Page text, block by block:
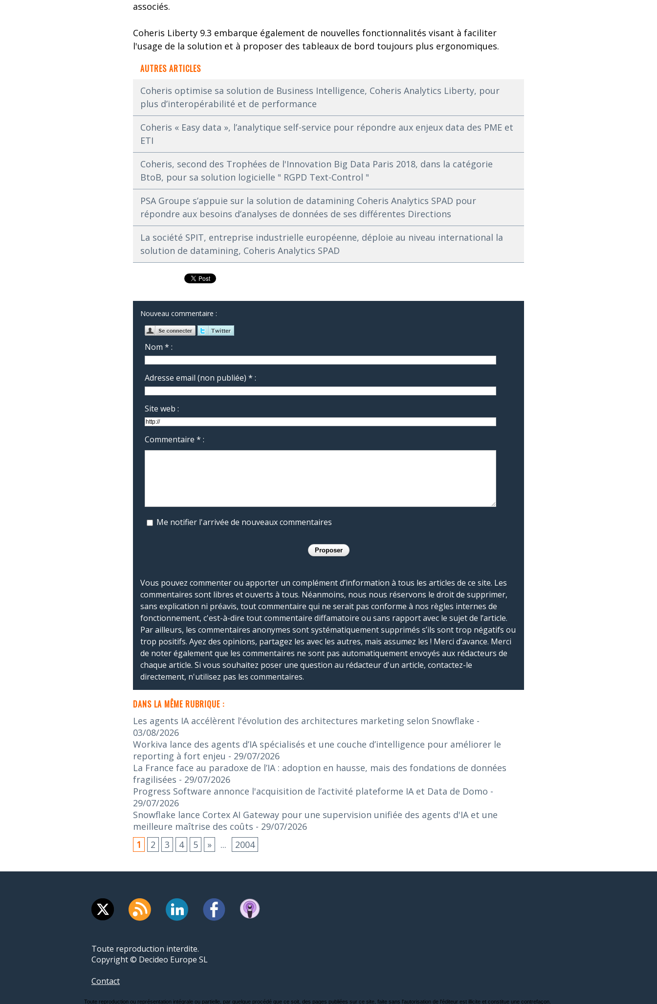
associés.
Coheris Liberty 9.3 embarque également de nouvelles fonctionnalités visant à faciliter
l'usage de la solution et à proposer des tableaux de bord toujours plus ergonomiques.
AUTRES ARTICLES
Coheris optimise sa solution de Business Intelligence, Coheris Analytics Liberty, pour
plus d’interopérabilité et de performance
Coheris « Easy data », l’analytique self-service pour répondre aux enjeux data des PME et
ETI
Coheris, second des Trophées de l'Innovation Big Data Paris 2018, dans la catégorie
BtoB, pour sa solution logicielle " RGPD Text-Control "
PSA Groupe s’appuie sur la solution de datamining Coheris Analytics SPAD pour
répondre aux besoins d’analyses de données de ses différentes Directions
La société SPIT, entreprise industrielle européenne, déploie au niveau international la
solution de datamining, Coheris Analytics SPAD
Nouveau commentaire :
Nom * :
Adresse email (non publiée) * :
Site web :
Commentaire * :
Me notifier l'arrivée de nouveaux commentaires
Vous pouvez commenter ou apporter un complément d’information à tous les articles de ce site. Les
commentaires sont libres et ouverts à tous. Néanmoins, nous nous réservons le droit de supprimer,
sans explication ni préavis, tout commentaire qui ne serait pas conforme à nos règles internes de
fonctionnement, c'est-à-dire tout commentaire diffamatoire ou sans rapport avec le sujet de l’article.
Par ailleurs, les commentaires anonymes sont systématiquement supprimés s’ils sont trop négatifs ou
trop positifs. Ayez des opinions, partagez les avec les autres, mais assumez les ! Merci d’avance. Merci
de noter également que les commentaires ne sont pas automatiquement envoyés aux rédacteurs de
chaque article. Si vous souhaitez poser une question au rédacteur d'un article, contactez-le
directement, n'utilisez pas les commentaires.
DANS LA MÊME RUBRIQUE :
Les agents IA accélèrent l'évolution des architectures marketing selon Snowflake -
03/08/2026
Workiva lance des agents d’IA spécialisés et une couche d’intelligence pour améliorer le
reporting à fort enjeu - 29/07/2026
La France face au paradoxe de l’IA : adoption en hausse, mais des fondations de données
fragilisées - 29/07/2026
Progress Software annonce l'acquisition de l’activité plateforme IA et Data de Domo -
29/07/2026
Snowflake lance Cortex AI Gateway pour une supervision unifiée des agents d'IA et une
meilleure maîtrise des coûts - 29/07/2026
1
2 3 4 5 » ... 2004
Toute reproduction interdite.
Copyright © Decideo Europe SL
Contact
Toute reproduction ou représentation intégrale ou partielle, par quelque procédé que ce soit, des pages publiées sur ce site, faite sans l'autorisation de l'éditeur est illicite et constitue une contrefaçon.